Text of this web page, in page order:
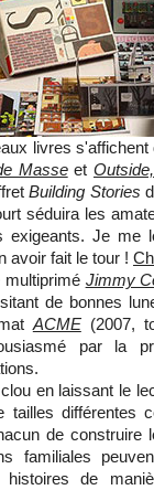
livres
Masseet
Building Stories
séduira les
exigeants. Je me
avoir fait le tour !
multiprimé Jimmy
de bonnes
ACME(2007,
par la
en laissant le
tailles différentes
de construire
familiales
de